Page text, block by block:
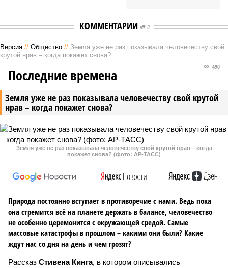
КОММЕНТАРИИ 0
Версия // Общество // Земля уже не раз показывала человечеству свой
крутой нрав – когда покажет снова?
Земля уже не раз показывала человечеству свой крутой
нрав – когда покажет снова?
490
Последние времена
Земля уже не раз показывала человечеству свой крутой нрав – когда
покажет снова? (фото: АР-ТАСС)
Природа постоянно вступает в противоречие с нами. Ведь пока
она стремится всё на планете держать в балансе, человечество
не особенно церемонится с окружающей средой. Самые
массовые катастрофы в прошлом – какими они были? Какие
ждут нас со дня на день и чем грозят?
Рассказ Стивена Кинга, в котором описывались